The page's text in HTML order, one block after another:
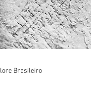
Brasileiro